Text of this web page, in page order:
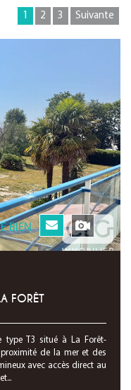
1 2 3 Suivante
BIEN
FORÊT
type T3 situé à La Forêt-
de la mer et des
avec accès direct au